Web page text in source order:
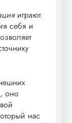
играют
себя и
оно
нас